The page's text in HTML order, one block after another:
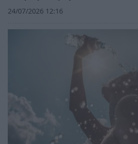
24/07/2026 12:16